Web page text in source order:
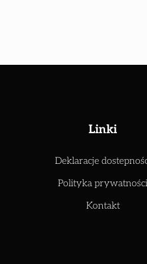
Linki
Deklaracje
Polityka prywatności
Kontakt